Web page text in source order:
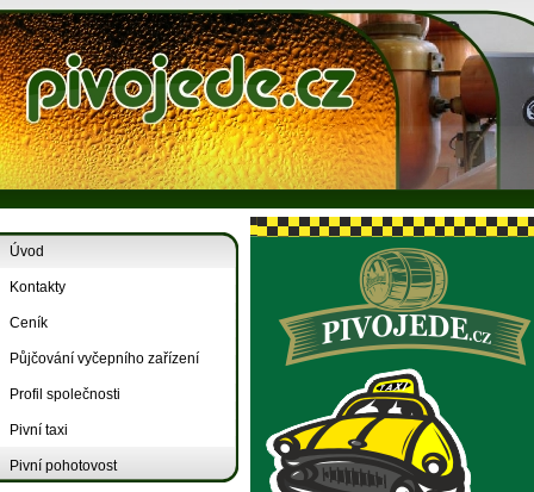
Úvod
Kontakty
Ceník
Půjčování vyčepního zařízení
Profil společnosti
Pivní taxi
Pivní pohotovost